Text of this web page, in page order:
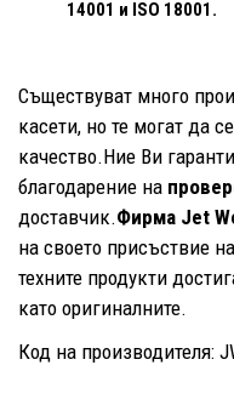
14001 и ISO 18001.
Съществуват много
касети, но те могат да
качество.Ние Ви
благодарение на
доставчик.Фирма Jet
на своето присъствие
техните продукти
като оригиналните.
Код на производителя: